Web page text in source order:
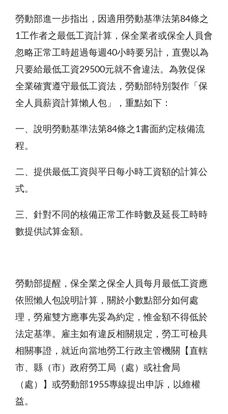
勞動部進一步指出，因適用勞動基準法第84條之
1工作者之最低工資計算，保全業者或保全人員會
忽略正常工時超過每週40小時要另計，直覺以為
只要給最低工資29500元就不會違法。為敦促保
全業確實遵守最低工資法，勞動部特別製作「保
全人員薪資計算懶人包」，重點如下：
一、說明勞動基準法第84條之1書面約定核備流
程。
二、提供最低工資與平日每小時工資額的計算公
式。
三、針對不同的核備正常工作時數及延長工時時
數提供試算金額。
勞動部提醒，保全業之保全人員每月最低工資應
依照懶人包說明計算，關於小數點部分如何處
理，勞雇雙方應事先妥為約定，惟金額不得低於
法定基準。雇主如有違反相關規定，勞工可檢具
相關事證，就近向當地勞工行政主管機關【直轄
市、縣（市）政府勞工局（處）或社會局
（處）】或勞動部1955專線提出申訴，以維權
益。